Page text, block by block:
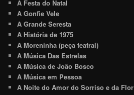
A Festa do Natal
A Gonfie Vele
A Grande Seresta
A História de 1975
A Moreninha (peça teatral)
A Música Das Estrelas
A Música de João Bosco
A Música em Pessoa
A Noite do Amor do Sorriso e da Flor